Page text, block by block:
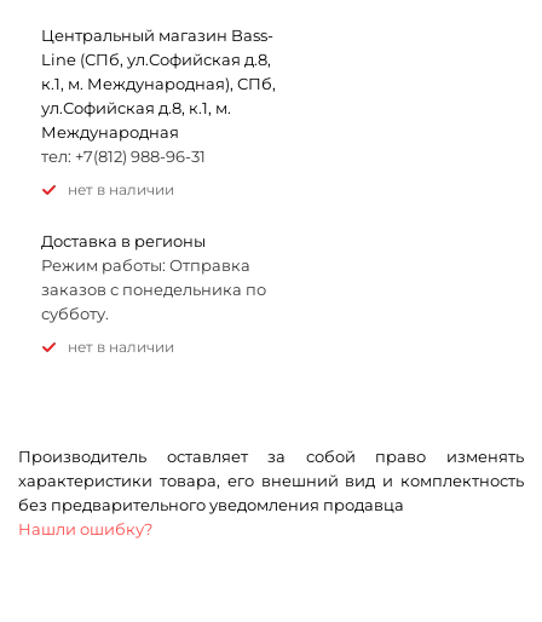
Центральный магазин Bass-
Line (СПб, ул.Софийская д.8,
к.1, м. Международная), СПб,
ул.Софийская д.8, к.1, м.
Международная
тел: +7(812) 988-96-31
Нет в наличии
Доставка в регионы
Режим работы: Отправка
заказов с понедельника по
субботу.
Нет в наличии
Производитель оставляет за собой право изменять
характеристики товара, его внешний вид и комплектность
без предварительного уведомления продавца
Нашли ошибку?